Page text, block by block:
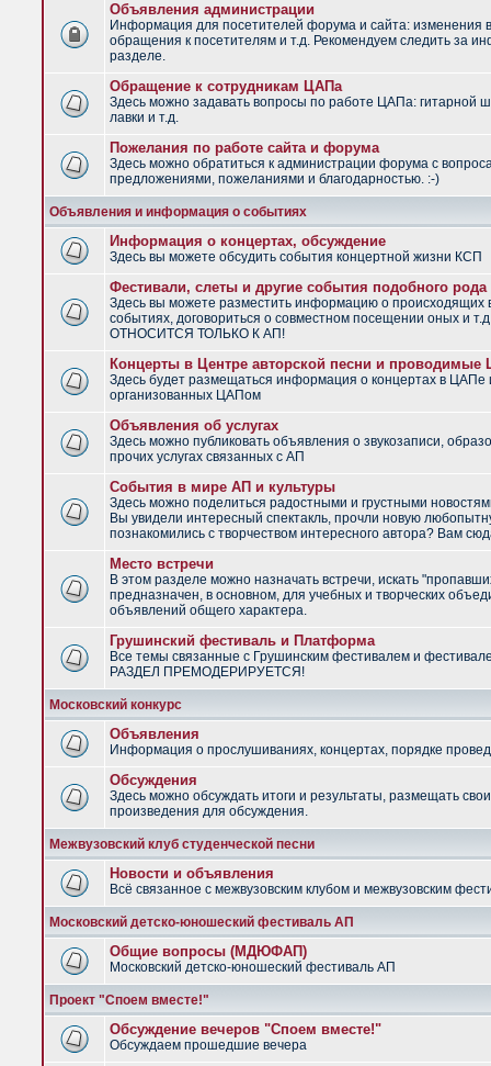
Объявления администрации
Информация для посетителей форума и сайта: изменения
обращения к посетителям и т.д. Рекомендуем следить за
разделе.
Обращение к сотрудникам ЦАПа
Здесь можно задавать вопросы по работе ЦАПа: гитарной
лавки и т.д.
Пожелания по работе сайта и форума
Здесь можно обратиться к администрации форума с
предложениями, пожеланиями и благодарностью. :-)
Объявления и информация о событиях
Информация о концертах, обсуждение
Здесь вы можете обсудить события концертной жизни КСП
Фестивали, слеты и другие события подобного рода
Здесь вы можете разместить информацию о
событиях, договориться о совместном посещении оных и
ОТНОСИТСЯ ТОЛЬКО К АП!
Концерты в Центре авторской песни и
Здесь будет размещаться информация о концертах в ЦАПе
организованных ЦАПом
Объявления об услугах
Здесь можно публиковать объявления о звукозаписи,
прочих услугах связанных с АП
События в мире АП и культуры
Здесь можно поделиться радостными и грустными
Вы увидели интересный спектакль, прочли новую
познакомились с творчеством интересного автора? Вам
Место встречи
В этом разделе можно назначать встречи, искать
предназначен, в основном, для учебных и творческих
объявлений общего характера.
Грушинский фестиваль и Платформа
Все темы связанные с Грушинским фестивалем и
РАЗДЕЛ ПРЕМОДЕРИРУЕТСЯ!
Московский конкурс
Объявления
Информация о прослушиваниях, концертах, порядке
Обсуждения
Здесь можно обсуждать итоги и результаты, размещать
произведения для обсуждения.
Межвузовский клуб студенческой песни
Новости и объявления
Всё связанное с межвузовским клубом и межвузовским
Московский детско-юношеский фестиваль АП
Общие вопросы (МДЮФАП)
Московский детско-юношеский фестиваль АП
Проект "Споем вместе!"
Обсуждение вечеров "Споем вместе!"
Обсуждаем прошедшие вечера